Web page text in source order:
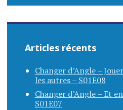
Articles récents
Changer d’Angle –
les autres – S01E08
Changer d’Angle – Et
S01E07